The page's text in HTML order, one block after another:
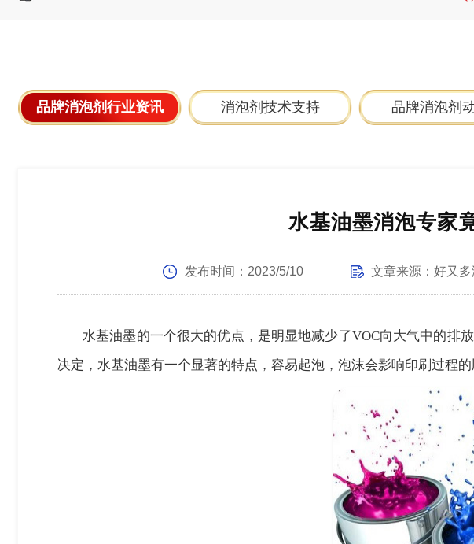
品牌消泡剂行业资讯 消泡剂技术支持 品牌消泡剂
水基油墨消泡专家
发布时间： 2023/5/10 文章来源： 好又多
水基油墨的一个很大的优点，是明显地减少了VOC向大气中的排
决定，水基油墨有一个显著的特点，容易起泡，泡沫会影响印刷过程